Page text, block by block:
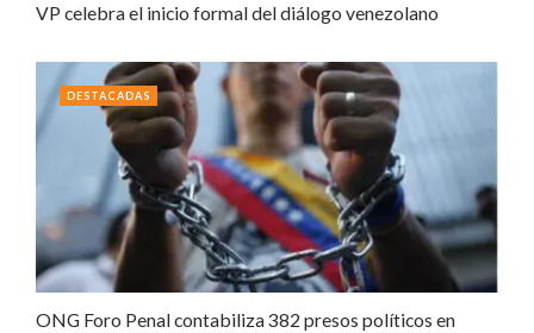
VP celebra el inicio formal del diálogo venezolano
ONG Foro Penal contabiliza 382 presos políticos en
DESTACADAS